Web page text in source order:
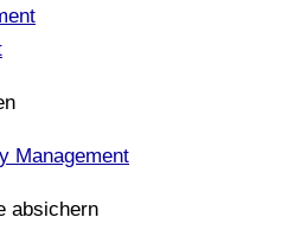
Management
absichern